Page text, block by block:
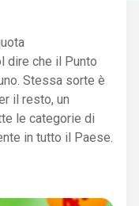
dire che il Punto
Stessa sorte è
il resto, un
le categorie di
in tutto il Paese.